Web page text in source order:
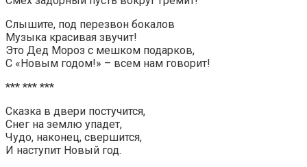
Слышите, под перезвон бокалов
Музыка красивая звучит!
Это Дед Мороз с мешком подарков,
С «Новым годом!» – всем нам говорит!
*** *** ***
Сказка в двери постучится,
Снег на землю упадет,
Чудо, наконец, свершится,
И наступит Новый год.